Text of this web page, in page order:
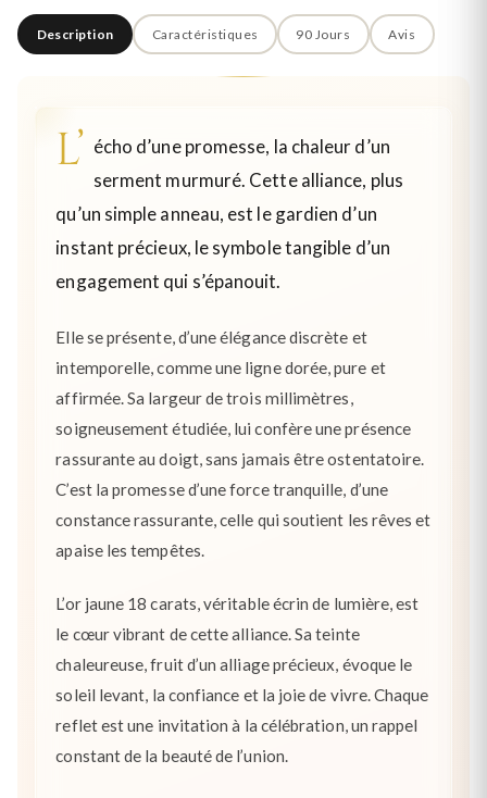
Description Caractéristiques 90 Jours Avis
L’ écho d’une promesse, la chaleur d’un
serment murmuré. Cette alliance, plus
qu’un simple anneau, est le gardien d’un
instant précieux, le symbole tangible d’un
engagement qui s’épanouit.
Elle se présente, d’une élégance discrète et
intemporelle, comme une ligne dorée, pure et
affirmée. Sa largeur de trois millimètres,
soigneusement étudiée, lui confère une présence
rassurante au doigt, sans jamais être ostentatoire.
C’est la promesse d’une force tranquille, d’une
constance rassurante, celle qui soutient les rêves et
apaise les tempêtes.
L’or jaune 18 carats, véritable écrin de lumière, est
le cœur vibrant de cette alliance. Sa teinte
chaleureuse, fruit d’un alliage précieux, évoque le
soleil levant, la confiance et la joie de vivre. Chaque
reflet est une invitation à la célébration, un rappel
constant de la beauté de l’union.